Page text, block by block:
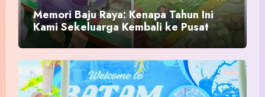
Memori Baju Raya: Kenapa Tahun Ini
Kami Sekeluarga Kembali ke Pusat
Pakaian Hari-Hari?